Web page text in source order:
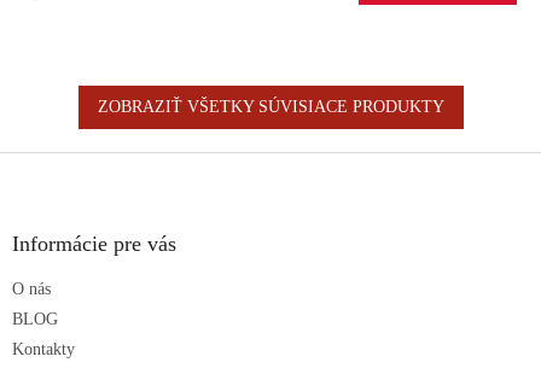
ZOBRAZIŤ VŠETKY SÚVISIACE PRODUKTY
Informácie pre vás
O nás
BLOG
Kontakty